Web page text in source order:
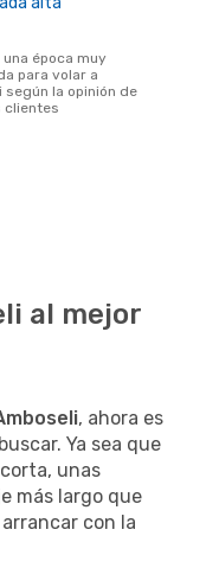
para volar a
según la opinión de
clientes
al mejor
, ahora es
Ya sea que
unas
más largo que
con la